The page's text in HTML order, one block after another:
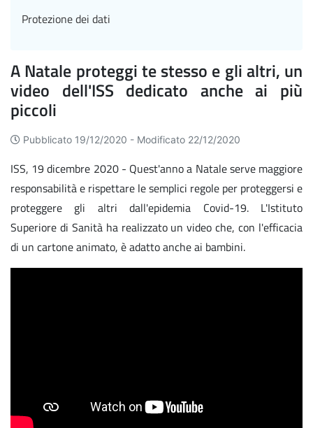
A Natale proteggi te stesso e gli altri, un
video dell'ISS dedicato anche ai più
piccoli
Pubblicato 19/12/2020 - Modificato 22/12/2020
ISS, 19 dicembre 2020 - Quest'anno a Natale serve maggiore
responsabilità e rispettare le semplici regole per proteggersi e
proteggere gli altri dall'epidemia Covid-19. L'Istituto
Superiore di Sanità ha realizzato un video che, con l'efficacia
di un cartone animato, è adatto anche ai bambini.
Protezione dei dati